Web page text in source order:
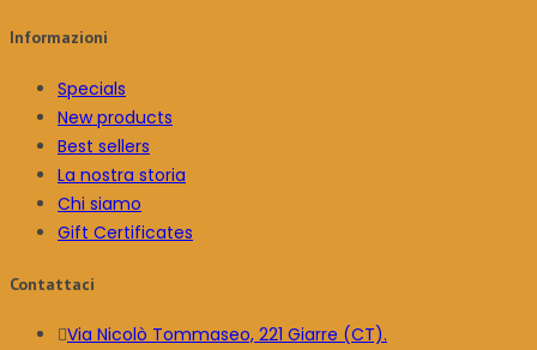
Informazioni
Specials
New products
Best sellers
La nostra storia
Chi siamo
Gift Certificates
Contattaci
Via Nicolò Tommaseo, 221 Giarre (CT).